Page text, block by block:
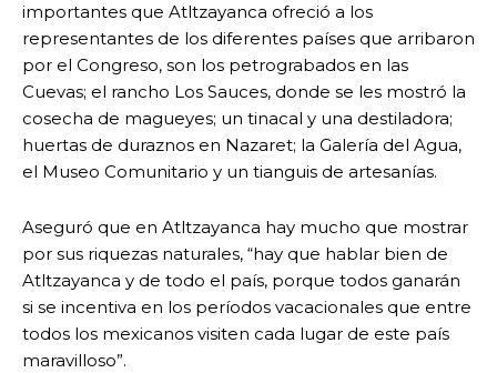
importantes que Atltzayanca ofreció a los
representantes de los diferentes países que arribaron
por el Congreso, son los petrograbados en las
Cuevas; el rancho Los Sauces, donde se les mostró la
cosecha de magueyes; un tinacal y una destiladora;
huertas de duraznos en Nazaret; la Galería del Agua,
el Museo Comunitario y un tianguis de artesanías.
Aseguró que en Atltzayanca hay mucho que mostrar
por sus riquezas naturales, “hay que hablar bien de
Atltzayanca y de todo el país, porque todos ganarán
si se incentiva en los períodos vacacionales que entre
todos los mexicanos visiten cada lugar de este país
maravilloso”.